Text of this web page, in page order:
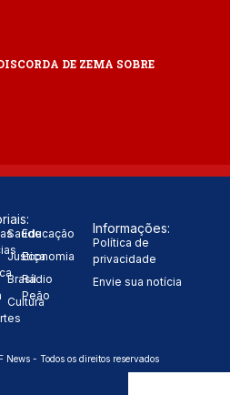
DE ZEMA SOBRE
Saúde
Justiça
Brasil
Cultura
Educação
Economia
Rádio
Peão
Informações:
Política de
privacidade
Envie sua notícia
- Todos os direitos reservados